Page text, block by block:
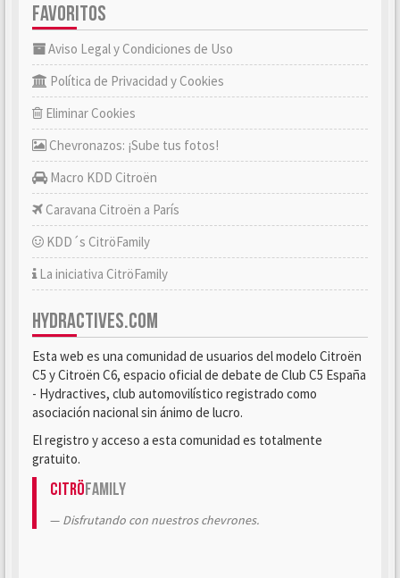
FAVORITOS
Aviso Legal y Condiciones de Uso
Política de Privacidad y Cookies
Eliminar Cookies
Chevronazos: ¡Sube tus fotos!
Macro KDD Citroën
Caravana Citroën a París
KDD´s CitröFamily
La iniciativa CitröFamily
HYDRACTIVES.COM
Esta web es una comunidad de usuarios del modelo Citroën
C5 y Citroën C6, espacio oficial de debate de Club C5 España
- Hydractives, club automovilístico registrado como
asociación nacional sin ánimo de lucro.
El registro y acceso a esta comunidad es totalmente
gratuito.
CitröFamily
Disfrutando con nuestros chevrones.